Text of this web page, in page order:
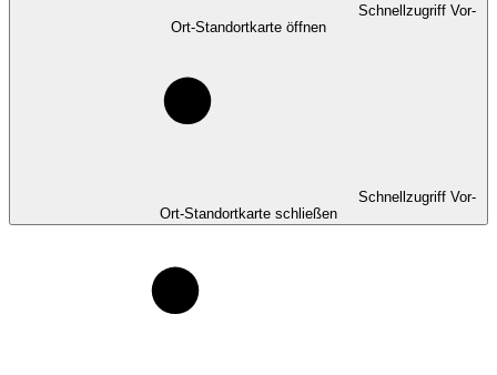
Schnellzugriff Vor-
Ort-Standortkarte öffnen
Schnellzugriff Vor-
Ort-Standortkarte schließen